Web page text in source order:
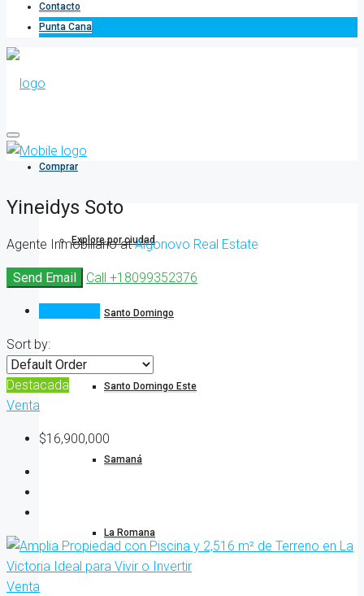
Contacto
Punta Cana
Comprar
Explore por ciudad
Santo Domingo
Santo Domingo Este
Samaná
La Romana
Yineidys Soto
Agente Inmobiliario atAlgonovo Real Estate
Send Email Call +18099352376
Sort by:
Destacada
Venta
$16,900,000
Venta